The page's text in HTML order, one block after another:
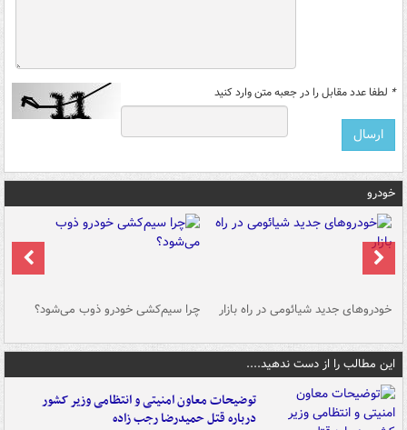
* لطفا عدد مقابل را در جعبه متن وارد کنید
خودرو
خودروهای جدید شیائومی در راه بازار چرا سیم‌کشی خودرو ذوب می‌شود؟
این مطالب را از دست ندهید....
توضیحات معاون امنیتی و انتظامی وزیر کشور
درباره قتل حمیدرضا رجب زاده